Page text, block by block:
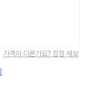
가격이 다른가요? 정정 제보